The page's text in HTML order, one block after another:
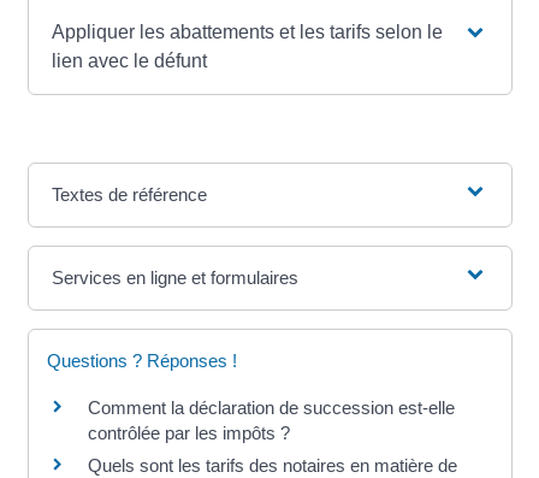
Appliquer les abattements et les tarifs selon le
lien avec le défunt
Textes de référence
Services en ligne et formulaires
Questions ? Réponses !
Comment la déclaration de succession est-elle
contrôlée par les impôts ?
Quels sont les tarifs des notaires en matière de